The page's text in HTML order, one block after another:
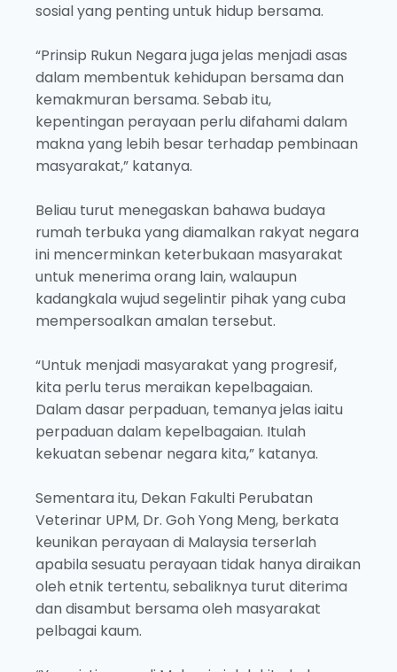
sosial yang penting untuk hidup bersama.
“Prinsip Rukun Negara juga jelas menjadi asas
dalam membentuk kehidupan bersama dan
kemakmuran bersama. Sebab itu,
kepentingan perayaan perlu difahami dalam
makna yang lebih besar terhadap pembinaan
masyarakat,” katanya.
Beliau turut menegaskan bahawa budaya
rumah terbuka yang diamalkan rakyat negara
ini mencerminkan keterbukaan masyarakat
untuk menerima orang lain, walaupun
kadangkala wujud segelintir pihak yang cuba
mempersoalkan amalan tersebut.
“Untuk menjadi masyarakat yang progresif,
kita perlu terus meraikan kepelbagaian.
Dalam dasar perpaduan, temanya jelas iaitu
perpaduan dalam kepelbagaian. Itulah
kekuatan sebenar negara kita,” katanya.
Sementara itu, Dekan Fakulti Perubatan
Veterinar UPM, Dr. Goh Yong Meng, berkata
keunikan perayaan di Malaysia terserlah
apabila sesuatu perayaan tidak hanya diraikan
oleh etnik tertentu, sebaliknya turut diterima
dan disambut bersama oleh masyarakat
pelbagai kaum.